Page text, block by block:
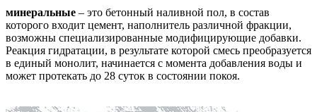
минеральные – это бетонный наливной пол, в состав
которого входит цемент, наполнитель различной фракции,
возможны специализированные модифицирующие добавки.
Реакция гидратации, в результате которой смесь преобразуется
в единый монолит, начинается с момента добавления воды и
может протекать до 28 суток в состоянии покоя.